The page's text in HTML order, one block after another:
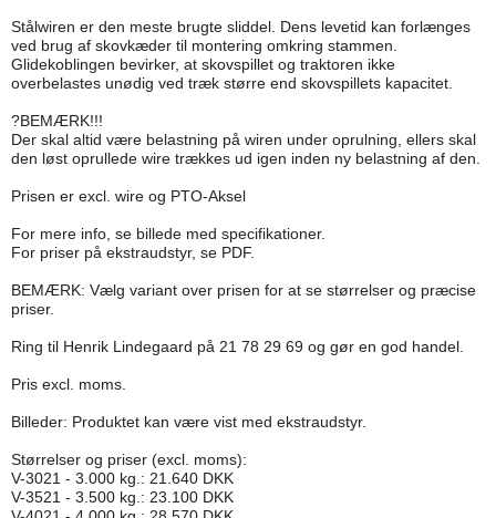
Stålwiren er den meste brugte sliddel. Dens levetid kan forlænges
ved brug af skovkæder til montering omkring stammen.
Glidekoblingen bevirker, at skovspillet og traktoren ikke
overbelastes unødig ved træk større end skovspillets kapacitet.
?BEMÆRK!!!
Der skal altid være belastning på wiren under oprulning, ellers skal
den løst oprullede wire trækkes ud igen inden ny belastning af den.
Prisen er excl. wire og PTO-Aksel
For mere info, se billede med specifikationer.
For priser på ekstraudstyr, se PDF.
BEMÆRK: Vælg variant over prisen for at se størrelser og præcise
priser.
Ring til Henrik Lindegaard på 21 78 29 69 og gør en god handel.
Pris excl. moms.
Billeder: Produktet kan være vist med ekstraudstyr.
Størrelser og priser (excl. moms):
V-3021 - 3.000 kg.: 21.640 DKK
V-3521 - 3.500 kg.: 23.100 DKK